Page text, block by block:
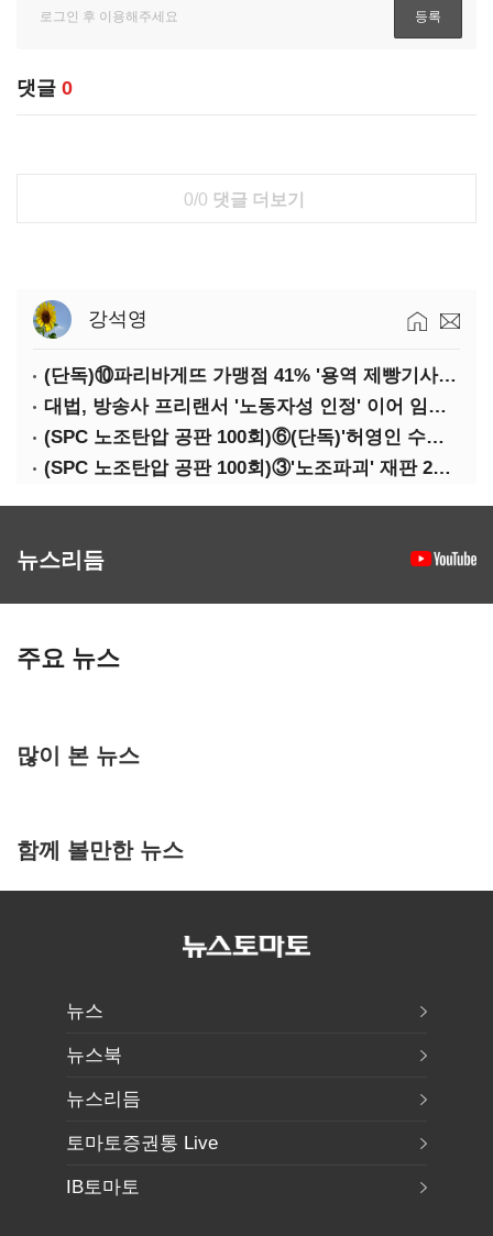
댓글 0
0/0 댓글 더보기
강석영
(단독)⑩파리바게뜨 가맹점 41% '용역 제빵기사 없어'…고용불안 속 브랜드가치도 '흔들'
대법, 방송사 프리랜서 '노동자성 인정' 이어 임금차별 '제동'
(SPC 노조탄압 공판 100회)⑥(단독)'허영인 수사기밀 유출' 임원, 출소하자 '억대 연봉' 고문으로
(SPC 노조탄압 공판 100회)③'노조파괴' 재판 2년 만의 증언…파리바게뜨 지회장 "허영인에 엄벌을"
뉴스리듬
주요 뉴스
많이 본 뉴스
함께 볼만한 뉴스
뉴스
뉴스북
뉴스리듬
토마토증권통 Live
IB토마토